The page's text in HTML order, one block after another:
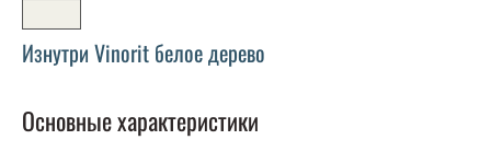
Изнутри Vinorit белое дерево
Основные характеристики